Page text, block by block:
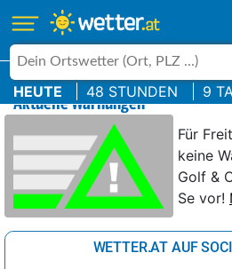
HEUTE 48 STUNDEN 9
Aktuelle Warnungen
Für
keine
Golf &
Se vor!
WETTER.AT AUF